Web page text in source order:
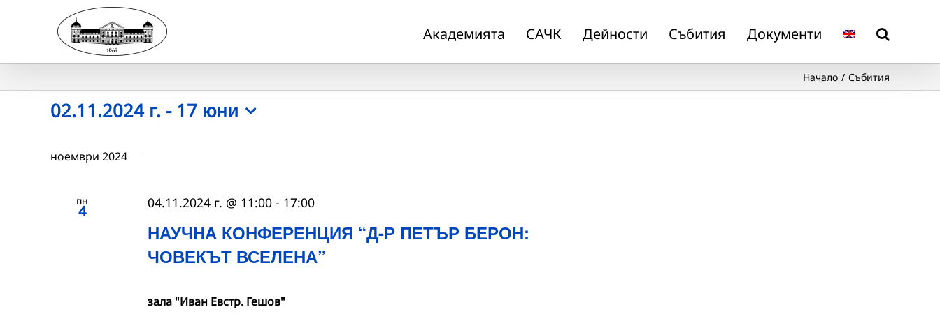
Академията САЧК Дейности Събития Документи
Начало Събития
Събития
02.11.2024 г. - 17 юни
date.
ноември 2024
пн
4
НАУЧНА КОНФЕРЕНЦИЯ “Д-Р ПЕТЪР БЕРОН:
ЧОВЕКЪТ ВСЕЛЕНА”
04.11.2024 г. @ 11:00- 17:00
зала "Иван Евстр. Гешов"